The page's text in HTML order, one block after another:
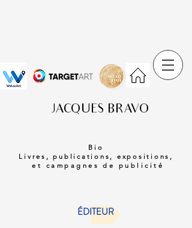
JACQUES BRAVO
Bio
Livres, publications, expositions,
et campagnes de publicité
ÉDITEUR